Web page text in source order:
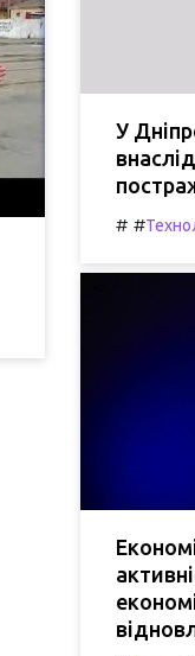
У
# #